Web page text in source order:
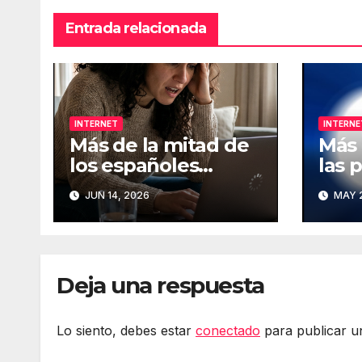
Entrada relacionada
INTERNET
Más de la mitad de
los españoles
considera
fundamental la
conexión a Internet
JUN 14, 2026
las
que
han
de
MAY
Deja una respuesta
Lo siento, debes estar conectado para publicar